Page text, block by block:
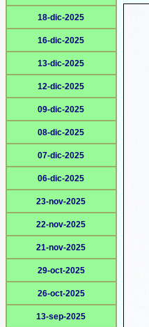
18-dic-2025
16-dic-2025
13-dic-2025
12-dic-2025
09-dic-2025
08-dic-2025
07-dic-2025
06-dic-2025
23-nov-2025
22-nov-2025
21-nov-2025
29-oct-2025
26-oct-2025
13-sep-2025